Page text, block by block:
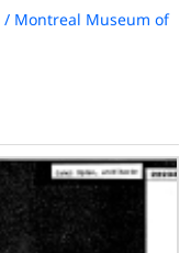
Montreal Museum of